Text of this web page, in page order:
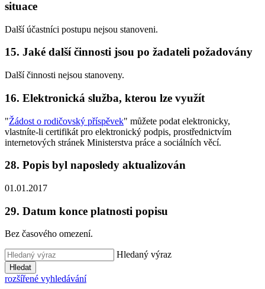
situace
Další účastníci postupu nejsou stanoveni.
15. Jaké další činnosti jsou po žadateli požadovány
Další činnosti nejsou stanoveny.
16. Elektronická služba, kterou lze využít
"Žádost o rodičovský příspěvek" můžete podat elektronicky,
vlastníte-li certifikát pro elektronický podpis, prostřednictvím
internetových stránek Ministerstva práce a sociálních věcí.
28. Popis byl naposledy aktualizován
01.01.2017
29. Datum konce platnosti popisu
Bez časového omezení.
Hledaný výraz
Hledat
rozšířené vyhledávání